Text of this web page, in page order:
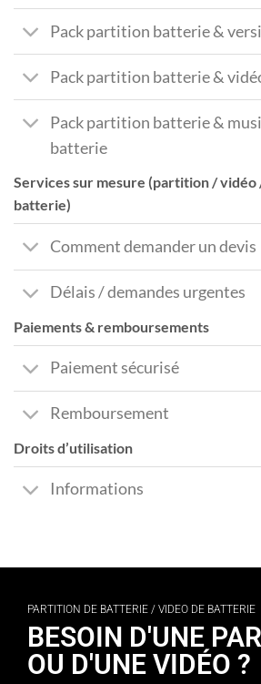
Pack partition batterie &
Pack partition batterie &
Pack partition batterie &
batterie
Services sur mesure (partition / vidéo
batterie)
Comment demander un devis
Délais / demandes urgentes
Paiements & remboursements
Paiement sécurisé
Remboursement
Droits d’utilisation
Informations
PARTITION DE BATTERIE / VIDEO DE BATTERIE
BESOIN D'UNE
OU D'UNE VIDÉO ?